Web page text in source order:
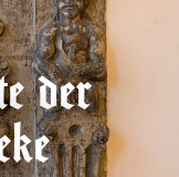
der